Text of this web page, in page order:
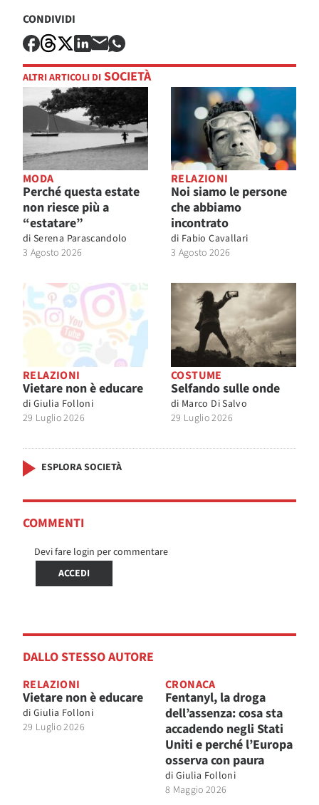
CONDIVIDI
ALTRI ARTICOLI DI SOCIETÀ
MODA
Perché questa estate
non riesce più a
“estatare”
di Serena Parascandolo
3 Agosto 2026
RELAZIONI
Noi siamo le persone
che abbiamo
incontrato
di Fabio Cavallari
3 Agosto 2026
RELAZIONI
Vietare non è educare
di Giulia Folloni
29 Luglio 2026
COSTUME
Selfando sulle onde
di Marco Di Salvo
29 Luglio 2026
ESPLORA SOCIETÀ
COMMENTI
Devi fare login per commentare
ACCEDI
DALLO STESSO AUTORE
RELAZIONI
Vietare non è educare
di Giulia Folloni
29 Luglio 2026
CRONACA
Fentanyl, la droga
dell’assenza: cosa sta
accadendo negli Stati
Uniti e perché l’Europa
osserva con paura
di Giulia Folloni
8 Maggio 2026